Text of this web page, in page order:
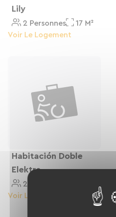
Lily
2 Personnes
17 M²
Voir Le Logement
Habitación Doble
Elektra
2 Personnes
Voir Le Logement